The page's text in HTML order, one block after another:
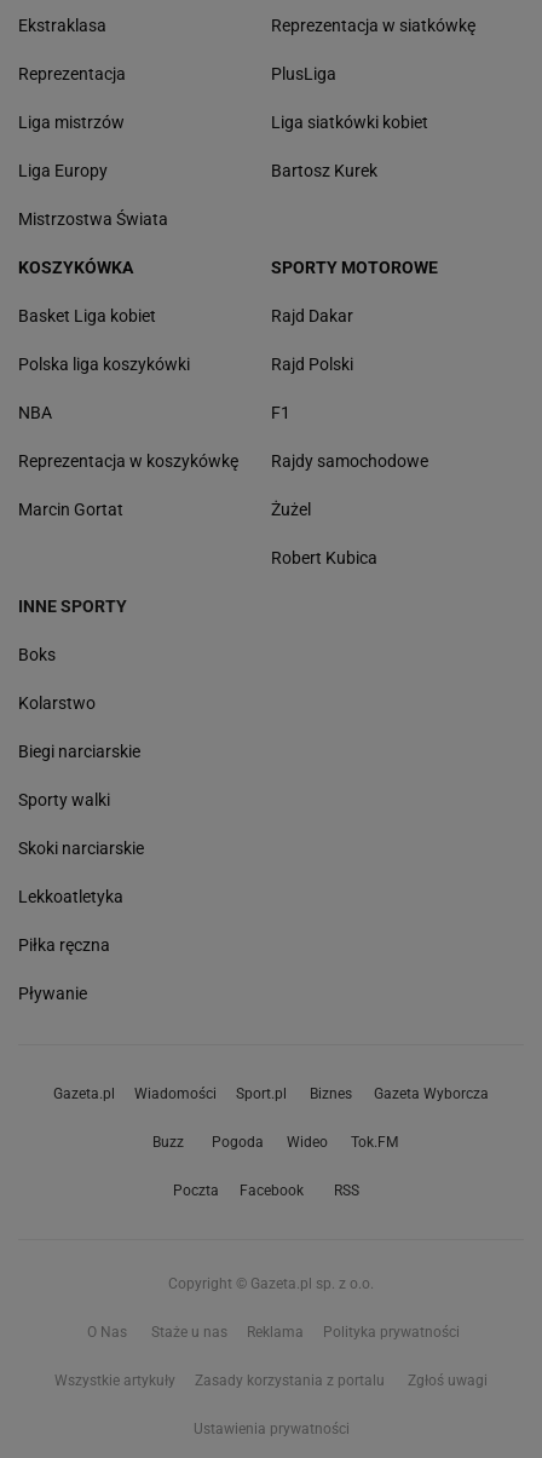
Ekstraklasa
Reprezentacja
Liga mistrzów
Liga Europy
Mistrzostwa Świata
Reprezentacja w siatkówkę
PlusLiga
Liga siatkówki kobiet
Bartosz Kurek
KOSZYKÓWKA
Basket Liga kobiet
Polska liga koszykówki
NBA
Reprezentacja w koszykówkę
Marcin Gortat
SPORTY MOTOROWE
Rajd Dakar
Rajd Polski
F1
Rajdy samochodowe
Żużel
Robert Kubica
INNE SPORTY
Boks
Kolarstwo
Biegi narciarskie
Sporty walki
Skoki narciarskie
Lekkoatletyka
Piłka ręczna
Pływanie
Gazeta.pl Wiadomości Sport.pl Biznes Gazeta Wyborcza
Buzz Pogoda Wideo Tok.FM
Poczta Facebook RSS
Copyright © Gazeta.pl sp. z o.o.
O Nas Staże u nas Reklama Polityka prywatności
Wszystkie artykuły Zasady korzystania z portalu Zgłoś uwagi
Ustawienia prywatności